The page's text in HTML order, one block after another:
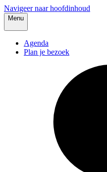
Navigeer naar hoofdinhoud
Menu
Agenda
Plan je bezoek